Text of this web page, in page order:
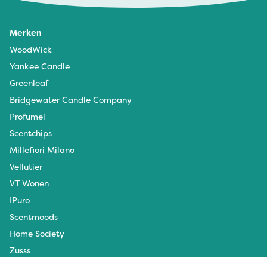
Merken
WoodWick
Yankee Candle
Greenleaf
Bridgewater Candle Company
Profumel
Scentchips
Millefiori Milano
Vellutier
VT Wonen
IPuro
Scentmoods
Home Society
Zusss